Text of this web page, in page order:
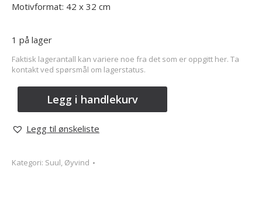
Motivformat: 42 x 32 cm
1 på lager
Faktisk lagerantall kan variere noe fra det som er oppgitt her. Ta
kontakt ved spørsmål om lagerstatus.
Legg i handlekurv
Legg til ønskeliste
Kategori: Suul, Øyvind